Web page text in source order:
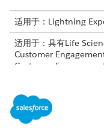
适用于：Lightning
适用于：具有Life
Customer
Customer
为支持的调查对象配置
类型为数据。